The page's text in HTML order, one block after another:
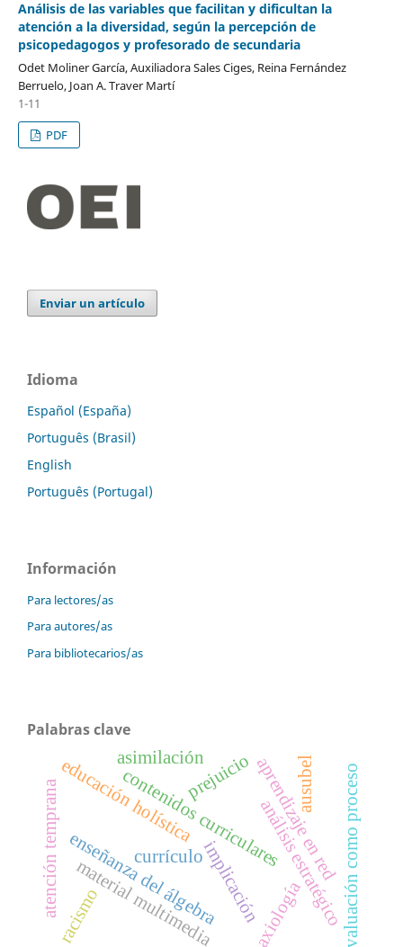
Análisis de las variables que facilitan y dificultan la
atención a la diversidad, según la percepción de
psicopedagogos y profesorado de secundaria
Odet Moliner García, Auxiliadora Sales Ciges, Reina Fernández
Berruelo, Joan A. Traver Martí
1-11
PDF
Enviar un artículo
Idioma
Español (España)
Português (Brasil)
English
Português (Portugal)
Información
Para lectores/as
Para autores/as
Para bibliotecarios/as
Palabras clave
currículoimplicaciónaxiología
material multimedia
enseñanza del álgebra
educación holística análisis estratégico
contenidos curricularesaprendizaje en red
atención temprana evaluación como proceso
asimilación
racismo
prejuicio ausubel